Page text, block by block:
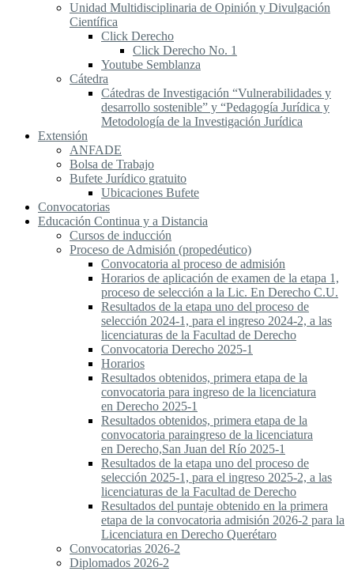
Unidad Multidisciplinaria de Opinión y Divulgación
Científica
Click Derecho
Click Derecho No. 1
Youtube Semblanza
Cátedra
Cátedras de Investigación “Vulnerabilidades y
desarrollo sostenible” y “Pedagogía Jurídica y
Metodología de la Investigación Jurídica
Extensión
ANFADE
Bolsa de Trabajo
Bufete Jurídico gratuito
Ubicaciones Bufete
Convocatorias
Educación Continua y a Distancia
Cursos de inducción
Proceso de Admisión (propedéutico)
Convocatoria al proceso de admisión
Horarios de aplicación de examen de la etapa 1,
proceso de selección a la Lic. En Derecho C.U.
Resultados de la etapa uno del proceso de
selección 2024-1, para el ingreso 2024-2, a las
licenciaturas de la Facultad de Derecho
Convocatoria Derecho 2025-1
Horarios
Resultados obtenidos, primera etapa de la
convocatoria para ingreso de la licenciatura
en Derecho 2025-1
Resultados obtenidos, primera etapa de la
convocatoria paraingreso de la licenciatura
en Derecho,San Juan del Río 2025-1
Resultados de la etapa uno del proceso de
selección 2025-1, para el ingreso 2025-2, a las
licenciaturas de la Facultad de Derecho
Resultados del puntaje obtenido en la primera
etapa de la convocatoria admisión 2026-2 para la
Licenciatura en Derecho Querétaro
Convocatorias 2026-2
Diplomados 2026-2